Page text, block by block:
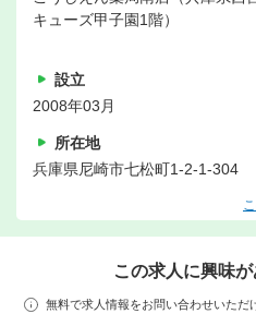
キューズ甲子園1階）
設立
2008年03月
所在地
兵庫県尼崎市七松町1-2-1-304
この求人に興味
無料で求人情報をお問い合わせいただ